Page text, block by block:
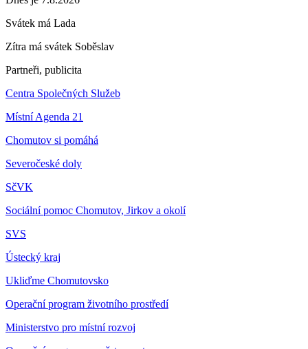
Svátek má Lada
Zítra má svátek Soběslav
Partneři, publicita
Centra Společných Služeb
Místní Agenda 21
Chomutov si pomáhá
Severočeské doly
SčVK
Sociální pomoc Chomutov, Jirkov a okolí
SVS
Ústecký kraj
Ukliďme Chomutovsko
Operační program životního prostředí
Ministerstvo pro místní rozvoj